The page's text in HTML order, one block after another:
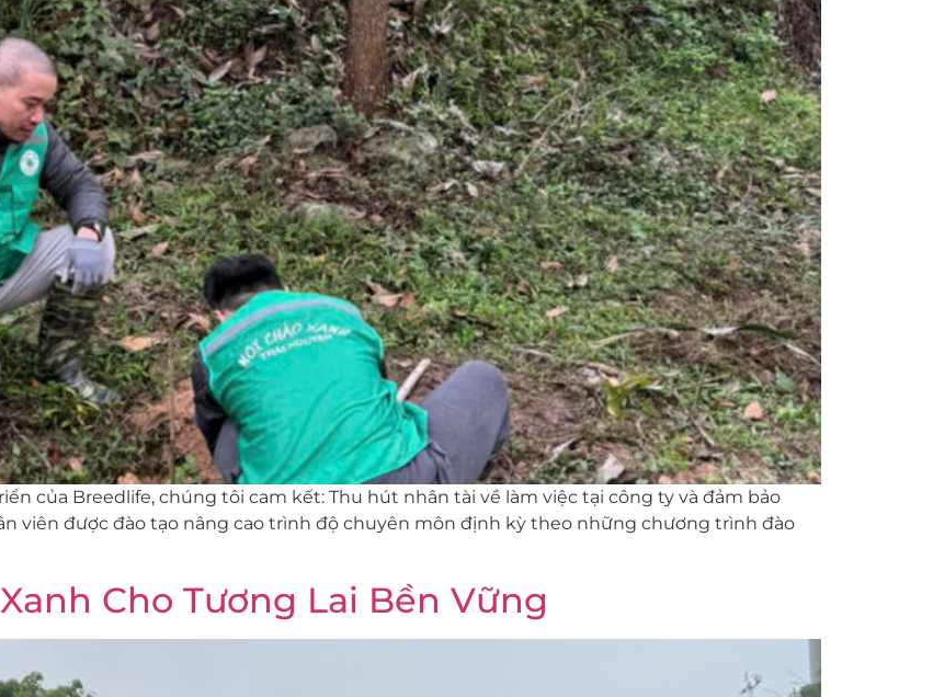
của Breedlife, chúng tôi cam kết: Thu hút nhân tài về làm việc tại công ty và đảm bảo
viên được đào tạo nâng cao trình độ chuyên môn định kỳ theo những chương trình đào
Cho Tương Lai Bền Vững